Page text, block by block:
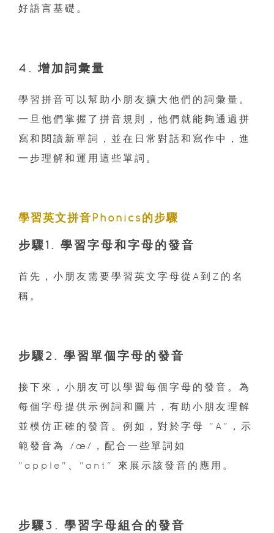
好語言基礎。
4. 增加詞彙量
學習拼音可以幫助小朋友擴大他們的詞彙量。
一旦他們掌握了拼音規則，他們就能夠通過拼
寫和閱讀新單詞，並在日常對話和寫作中，進
一步理解和運用這些單詞。
學習英文拼音Phonics的步驟
步驟1. 學習字母和字母的發音
首先，小朋友需要學習英文字母從A到Z的名
稱。
步驟2. 學習單個字母的發音
接下來，小朋友可以學習每個字母的發音。為
每個字母提供示例詞和圖片，有助小朋友理解
並模仿正確的發音。例如，對於字母 "A"，示
範發音為 /æ/，配合一些單詞如
"apple"、"ant" 來展示該發音的應用。
步驟3. 學習字母組合的發音